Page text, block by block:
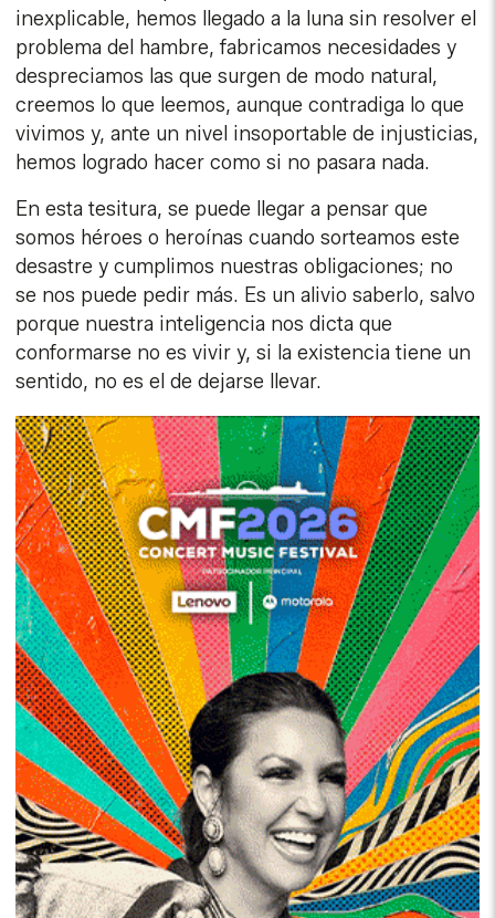
inexplicable, hemos llegado a la luna sin resolver el
problema del hambre, fabricamos necesidades y
despreciamos las que surgen de modo natural,
creemos lo que leemos, aunque contradiga lo que
vivimos y, ante un nivel insoportable de injusticias,
hemos logrado hacer como si no pasara nada.
En esta tesitura, se puede llegar a pensar que
somos héroes o heroínas cuando sorteamos este
desastre y cumplimos nuestras obligaciones; no
se nos puede pedir más. Es un alivio saberlo, salvo
porque nuestra inteligencia nos dicta que
conformarse no es vivir y, si la existencia tiene un
sentido, no es el de dejarse llevar.